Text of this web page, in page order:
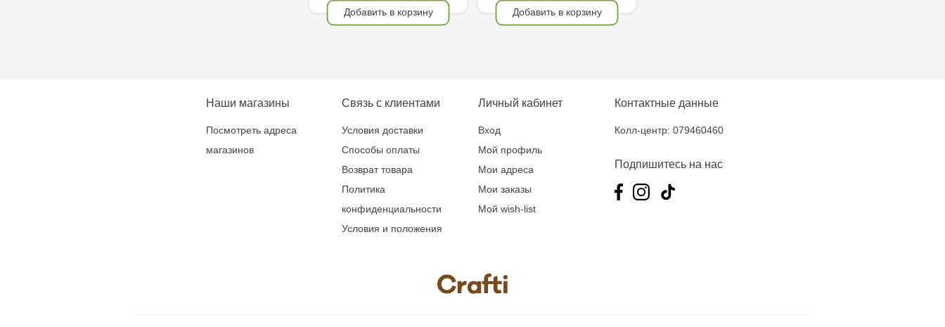
Добавить в корзину Добавить в корзину
Наши магазины
Посмотреть адреса
магазинов
Связь с клиентами
Условия доставки
Способы оплаты
Возврат товара
Политика
конфиденциальности
Условия и положения
Личный кабинет
Вход
Мой профиль
Мои адреса
Мои заказы
Мой wish-list
Контактные данные
Колл-центр: 079460460
Подпишитесь на нас